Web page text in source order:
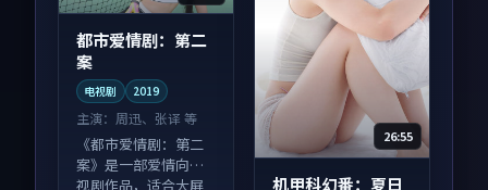
都市爱情剧：第二
案
电视剧 2019
主演： 周迅、张译 等
《都市爱情剧：第二
案》是一部爱情向电
视剧作品，适合大屏
26:55
机甲科幻番：夏日